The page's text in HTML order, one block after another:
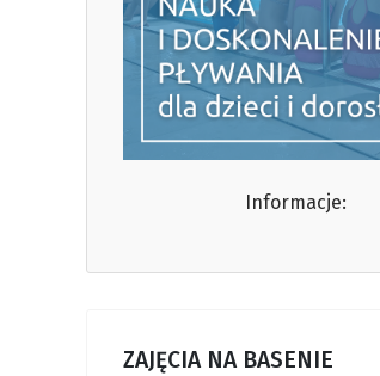
Informacje:
ZAJĘCIA NA BASENIE